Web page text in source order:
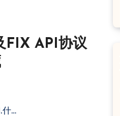
FIX API协议
什…